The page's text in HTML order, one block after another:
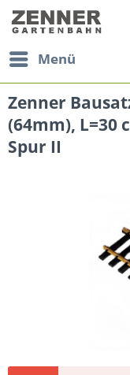
Menü
Zenner
(64mm), L=30
Spur II